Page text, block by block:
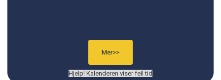
Mer>>
Hjelp! Kalenderen viser feil tid